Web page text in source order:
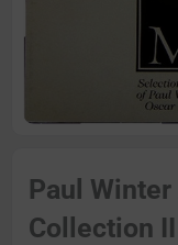
Paul
Collection